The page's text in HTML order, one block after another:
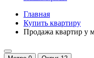
Главная
Купить квартиру
Продажа квартир у